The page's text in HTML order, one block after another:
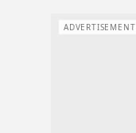
ADVERTISEMENT